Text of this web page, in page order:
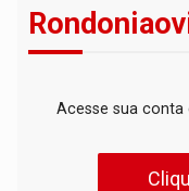
Acesse sua conta